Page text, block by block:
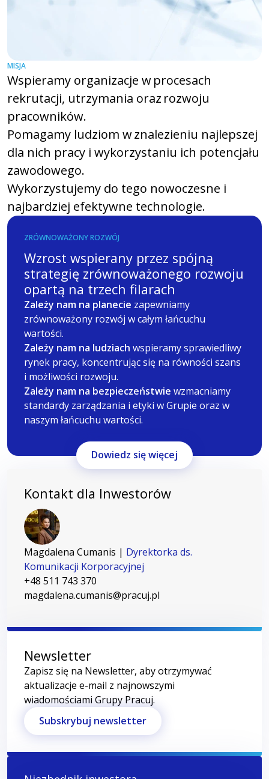
MISJA
Wspieramy organizacje w procesach
rekrutacji, utrzymania oraz rozwoju
pracowników.
Pomagamy ludziom w znalezieniu najlepszej
dla nich pracy i wykorzystaniu ich potencjału
zawodowego.
Wykorzystujemy do tego nowoczesne i
najbardziej efektywne technologie.
ZRÓWNOWAŻONY ROZWÓJ
Wzrost wspierany przez spójną
strategię zrównoważonego rozwoju
opartą na trzech filarach
Zależy nam na planecie zapewniamy
zrównoważony rozwój w całym łańcuchu
wartości.
Zależy nam na ludziach wspieramy sprawiedliwy
rynek pracy, koncentrując się na równości szans
i możliwości rozwoju.
Zależy nam na bezpieczeństwie wzmacniamy
standardy zarządzania i etyki w Grupie oraz w
naszym łańcuchu wartości.
Dowiedz się więcej
Kontakt dla Inwestorów
Magdalena Cumanis | Dyrektorka ds.
Komunikacji Korporacyjnej
+48 511 743 370
magdalena.cumanis@pracuj.pl
Newsletter
Zapisz się na Newsletter, aby otrzymywać
aktualizacje e-mail z najnowszymi
wiadomościami Grupy Pracuj.
Subskrybuj newsletter